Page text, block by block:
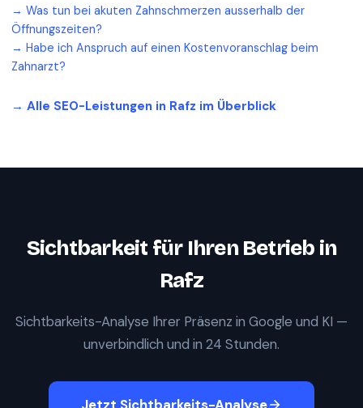
→ Was tun bei akuten Zahnschmerzen ausserhalb der
Öffnungszeiten?
→ Habe ich Anspruch auf einen Kostenvoranschlag beim
Zahnarzt?
→ Alle SEO-Leistungen in Rafz im Überblick
Sichtbarkeit für Ihren Betrieb in
Rafz
Sichtbarkeits-Analyse Ihrer Präsenz in Google und KI —
unverbindlich und in 24 Stunden.